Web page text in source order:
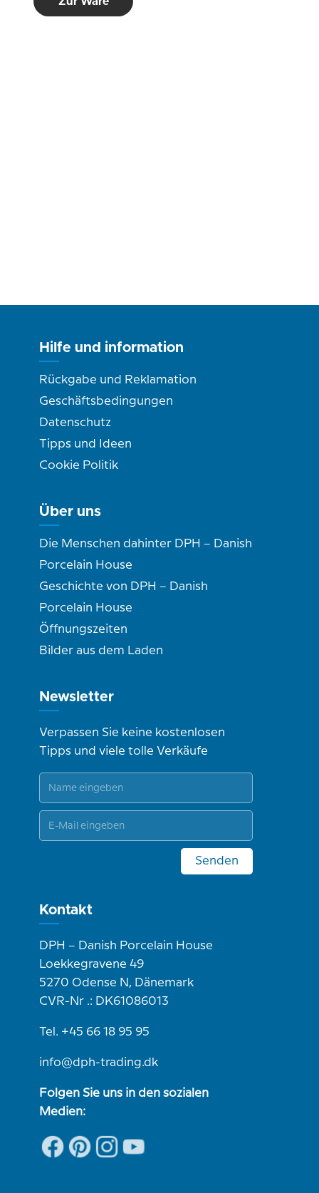
Hilfe und information
Rückgabe und Reklamation
Geschäftsbedingungen
Datenschutz
Tipps und Ideen
Cookie Politik
Über uns
Die Menschen dahinter DPH – Danish
Porcelain House
Geschichte von DPH – Danish
Porcelain House
Öffnungszeiten
Bilder aus dem Laden
Newsletter
Verpassen Sie keine kostenlosen
Tipps und viele tolle Verkäufe
Senden
Kontakt
DPH – Danish Porcelain House
Loekkegravene 49
5270 Odense N, Dänemark
CVR-Nr .: DK61086013
Tel. +45 66 18 95 95
info@dph-trading.dk
Folgen Sie uns in den sozialen
Medien: